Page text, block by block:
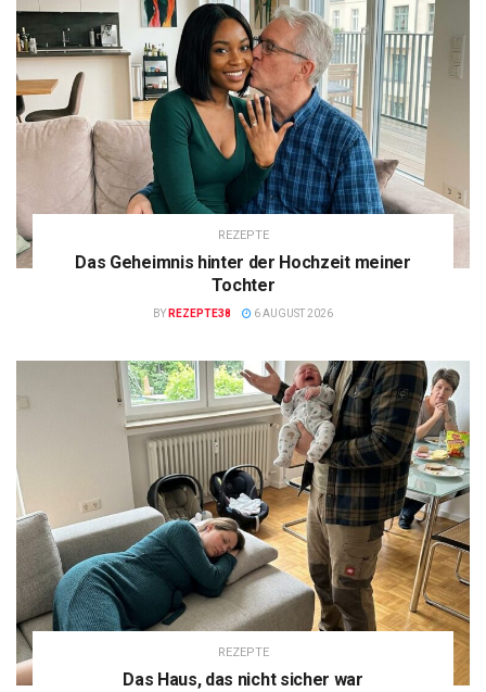
REZEPTE
Das Geheimnis hinter der Hochzeit meiner
Tochter
BY REZEPTE38 6 AUGUST 2026
REZEPTE
Das Haus, das nicht sicher war